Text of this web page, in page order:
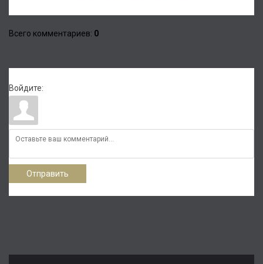
Всего комментариев: 0
Войдите:
Отправить